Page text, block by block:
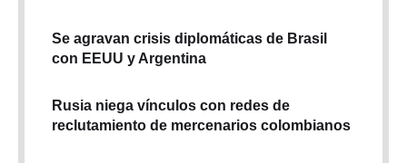
Se agravan crisis diplomáticas de Brasil
con EEUU y Argentina
Rusia niega vínculos con redes de
reclutamiento de mercenarios colombianos